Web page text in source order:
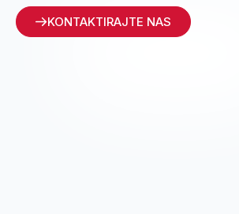
KONTAKTIRAJTE NAS